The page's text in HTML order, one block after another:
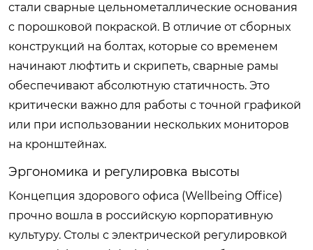
стали сварные цельнометаллические основания
с порошковой покраской. В отличие от сборных
конструкций на болтах, которые со временем
начинают люфтить и скрипеть, сварные рамы
обеспечивают абсолютную статичность. Это
критически важно для работы с точной графикой
или при использовании нескольких мониторов
на кронштейнах.
Эргономика и регулировка высоты
Концепция здорового офиса (Wellbeing Office)
прочно вошла в российскую корпоративную
культуру. Столы с электрической регулировкой